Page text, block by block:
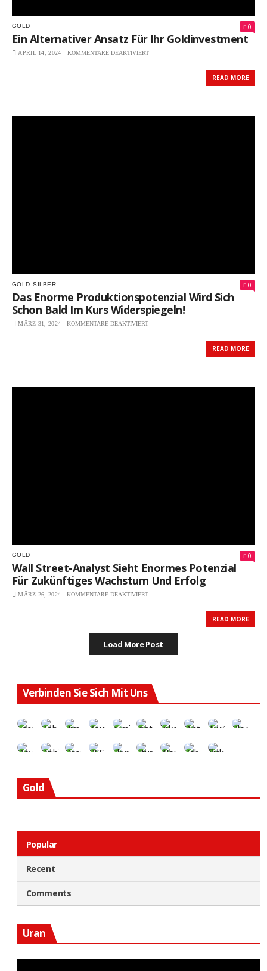
GOLD 0
Ein Alternativer Ansatz Für Ihr Goldinvestment
APRIL 14, 2024 KOMMENTARE DEAKTIVIERTFÜR
IHR
READ MORE
GOLD SILBER 0
Das Enorme Produktionspotenzial Wird Sich
Schon Bald Im Kurs Widerspiegeln!
MÄRZ 31, 2024 KOMMENTARE DEAKTIVIERT
PRODUKTIONSPOTENZIAL
SICH
READ MORE
GOLD 0
Wall Street-Analyst Sieht Enormes Potenzial
Für Zukünftiges Wachstum Und Erfolg
MÄRZ 26, 2024 KOMMENTARE DEAKTIVIERT
SIEHT
ENORMES
UND
ERFOLG
READ MORE
Load More Post
Verbinden Sie Sich Mit Uns
Gold
Popular
Recent
Comments
Uran